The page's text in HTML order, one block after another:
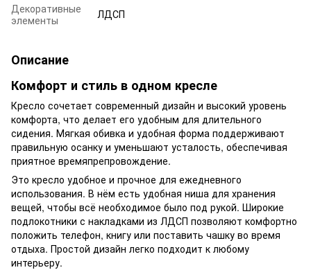
Декоративные
элементы
ЛДСП
Описание
Комфорт и стиль в одном кресле
Кресло сочетает современный дизайн и высокий уровень
комфорта, что делает его удобным для длительного
сидения. Мягкая обивка и удобная форма поддерживают
правильную осанку и уменьшают усталость, обеспечивая
приятное времяпрепровождение.
Это кресло удобное и прочное для ежедневного
использования. В нём есть удобная ниша для хранения
вещей, чтобы всё необходимое было под рукой. Широкие
подлокотники с накладками из ЛДСП позволяют комфортно
положить телефон, книгу или поставить чашку во время
отдыха. Простой дизайн легко подходит к любому
интерьеру.